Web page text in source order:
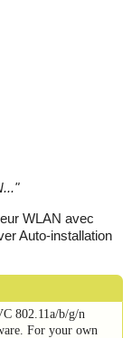
"
WLAN avec
Auto-installation
802.11a/b/g/n
For your own